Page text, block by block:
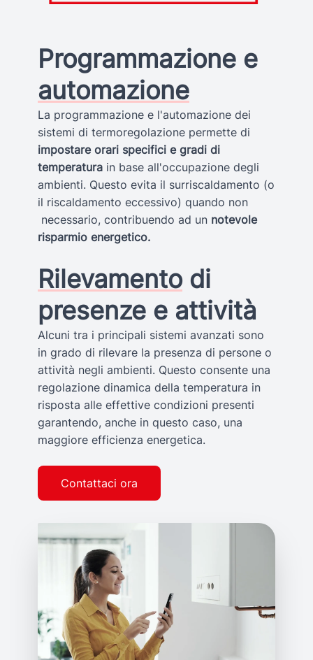
Programmazione e
automazione
La programmazione e l'automazione dei
sistemi di termoregolazione permette di
impostare orari specifici e gradi di
temperatura in base all'occupazione degli
ambienti. Questo evita il surriscaldamento (o
il riscaldamento eccessivo) quando non
necessario, contribuendo ad un notevole
risparmio energetico.
Rilevamentodi
presenze e attività
Alcuni tra i principali sistemi avanzati sono
in grado di rilevare la presenza di persone o
attività negli ambienti. Questo consente una
regolazione dinamica della temperatura in
risposta alle effettive condizioni presenti
garantendo, anche in questo caso, una
maggiore efficienza energetica.
Contattaci ora